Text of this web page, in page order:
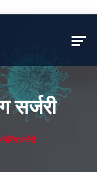
सर्जरी
सर्जरी